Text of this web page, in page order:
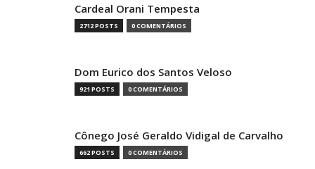
Cardeal Orani Tempesta
2712 POSTS 0 COMENTÁRIOS
Dom Eurico dos Santos Veloso
921 POSTS 0 COMENTÁRIOS
Cônego José Geraldo Vidigal de Carvalho
662 POSTS 0 COMENTÁRIOS